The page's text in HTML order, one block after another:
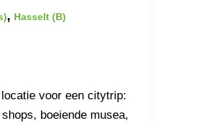
, Hasselt (B)
voor een citytrip:
boeiende musea,